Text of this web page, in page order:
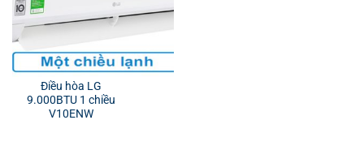
Điều hòa LG
9.000BTU 1 chiều
V10ENW